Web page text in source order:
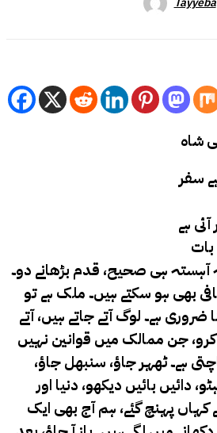
شاہ
سفر
ہے
بات
آہستہ ہی صحیح، قدم بڑھانے دو۔
بھی ہو سکتے ہیں۔ ملک ہے تو
ہے۔ لوگ آتے جاتے ہیں، آتے
جن ممالک میں قوانین نہیں
ہے۔ ٹھہر جاؤ، سنبھل جاؤ،
دائیں بائیں دیکھو، دنیا اور
پہنچ گئے، ہم آج بھی ایک